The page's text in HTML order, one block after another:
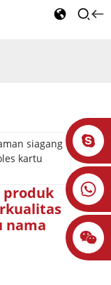
produk
nama